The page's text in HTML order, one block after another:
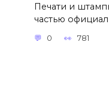
Печати и
частью
0 781